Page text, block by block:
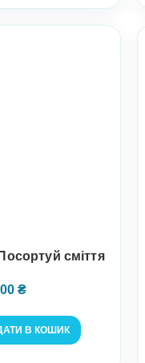
сміття
₴
В КОШИК